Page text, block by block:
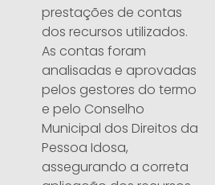
prestações de contas
dos recursos utilizados.
As contas foram
analisadas e aprovadas
pelos gestores do termo
e pelo Conselho
Municipal dos Direitos da
Pessoa Idosa,
assegurando a correta